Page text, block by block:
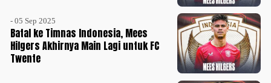
- 05 Sep 2025
Batal ke Timnas Indonesia, Mees
Hilgers Akhirnya Main Lagi untuk FC
Twente